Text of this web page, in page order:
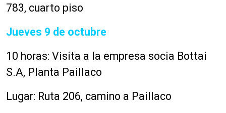
783, cuarto piso
Jueves 9 de octubre
10 horas: Visita a la empresa socia Bottai
S.A, Planta Paillaco
Lugar: Ruta 206, camino a Paillaco